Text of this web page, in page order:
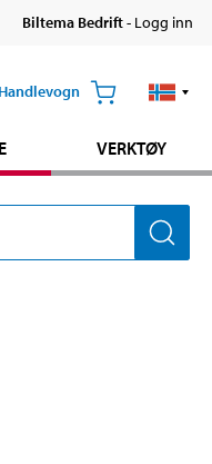
Biltema Bedrift- Logg inn
Handlevogn
VERKTØY